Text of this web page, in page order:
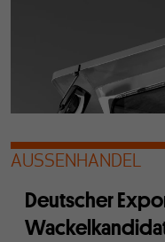
AUSSENHANDEL
Deutscher